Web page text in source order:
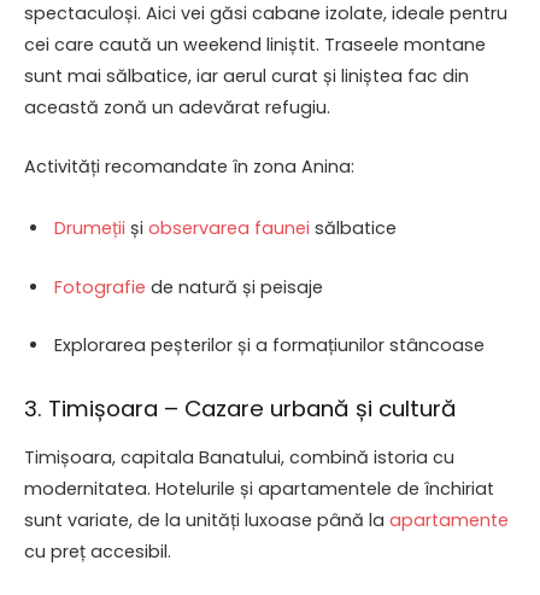
spectaculoși. Aici vei găsi cabane izolate, ideale pentru
cei care caută un weekend liniștit. Traseele montane
sunt mai sălbatice, iar aerul curat și liniștea fac din
această zonă un adevărat refugiu.
Activități recomandate în zona Anina:
Drumeții și observarea faunei sălbatice
Fotografie de natură și peisaje
Explorarea peșterilor și a formațiunilor stâncoase
3. Timișoara – Cazare urbană și cultură
Timișoara, capitala Banatului, combină istoria cu
modernitatea. Hotelurile și apartamentele de închiriat
sunt variate, de la unități luxoase până la apartamente
cu preț accesibil.